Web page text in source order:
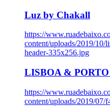
Luz by Chakall
https://
content/uploads/2019/10/
header-335x256.jpg
LISBOA &
https://
content/uploads/2019/07/